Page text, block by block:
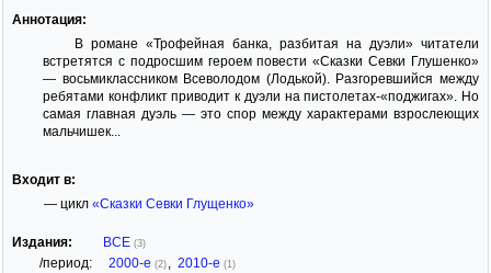
Аннотация:
В романе «Трофейная банка, разбитая на дуэли» читатели
встретятся с подросшим героем повести «Сказки Севки Глушенко»
— восьмиклассником Всеволодом (Лодькой). Разгоревшийся между
ребятами конфликт приводит к дуэли на пистолетах-«поджигах». Но
самая главная дуэль — это спор между характерами взрослеющих
мальчишек...
Входит в:
— цикл «Сказки Севки Глущенко»
Издания: ВСЕ (3)
/период: 2000-е (2) 2010-е (1)